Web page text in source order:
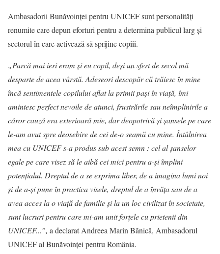
Ambasadorii Bunăvoinţei pentru UNICEF sunt personalităţi
renumite care depun eforturi pentru a determina publicul larg şi
sectorul în care activează să sprijine copiii.
„Parcă mai ieri eram şi eu copil, deşi un sfert de secol mă
desparte de acea vârstă. Adeseori descopăr că trăiesc în mine
încă sentimentele copilului aflat la primii paşi în viaţă, îmi
amintesc perfect nevoile de atunci, frustrările sau neîmplinirile a
căror cauză era exterioară mie, dar deopotrivă şi şansele pe care
le-am avut spre deosebire de cei de-o seamă cu mine. Întâlnirea
mea cu UNICEF s-a produs sub acest semn : cel al şanselor
egale pe care visez să le aibă cei mici pentru a-şi împlini
potenţialul. Dreptul de a se exprima liber, de a imagina lumi noi
şi de a-şi pune în practica visele, dreptul de a învăţa sau de a
avea acces la o viaţă de familie şi la un loc civilizat în societate,
sunt lucruri pentru care mi-am unit forţele cu prietenii din
UNICEF...”, a declarat Andreea Marin Bănică, Ambasadorul
UNICEF al Bunăvoinţei pentru România.